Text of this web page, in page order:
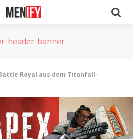
Royal aus dem Titanfall-